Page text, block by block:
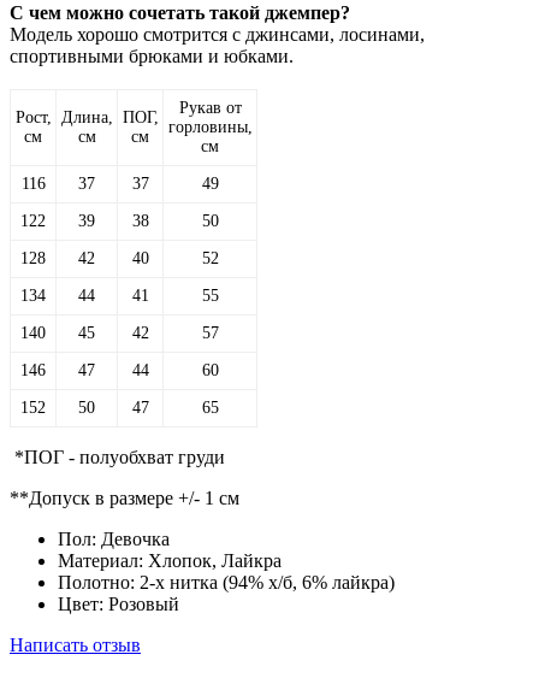
С чем можно сочетать такой джемпер?
Модель хорошо смотрится с джинсами, лосинами,
спортивными брюками и юбками.
Рост,
см
Длина,
см
ПОГ,
см
Рукав от
горловины,
см
116 37 37 49
122 39 38 50
128 42 40 52
134 44 41 55
140 45 42 57
146 47 44 60
152 50 47 65
*ПОГ - полуобхват груди
**Допуск в размере +/- 1 см
Пол: Девочка
Материал: Хлопок, Лайкра
Полотно: 2-х нитка (94% х/б, 6% лайкра)
Цвет: Розовый
Написать отзыв